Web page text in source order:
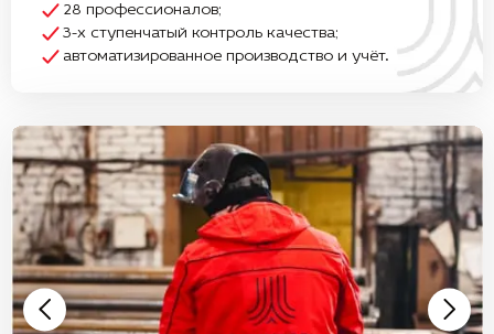
28 профессионалов;
3-х ступенчатый контроль качества;
автоматизированное производство и учёт.